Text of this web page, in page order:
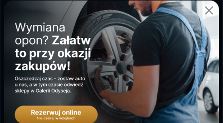
9:00 - 20:00
NIEDZIELA HANDLOWA
10:00 - 18:00
SKLEP BIEDRONKA